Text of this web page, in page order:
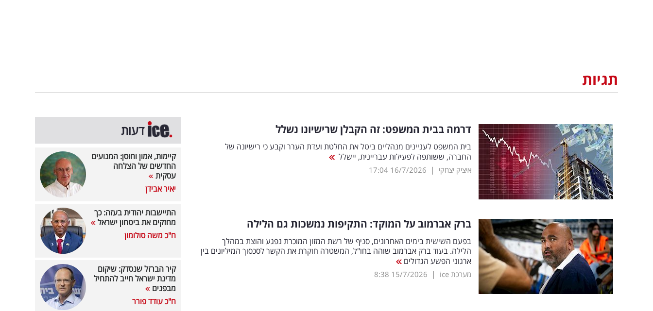
תגיות
דרמה בבית המשפט: זה הקבלן שרישיונו נשלל
בית המשפט לעניינים מנהליים ביטל את החלטת ועדת הערר וקבע כי רישיונה של
החברה, ששותפה לפעילות עבריינית, יישלל
איציק יצחקי |
16/7/2026
17:04
ברק אברמוב על המוקד: התקיפות נמשכות גם הלילה
בפעם השישית בימים האחרונים, סניף של רשת המזון המוכרת נפגע והוצת במהלך
הלילה. בעוד ברק אברמוב שוהה בחו"ל, המשטרה חוקרת את הקשר לסכסוך המיליונים בין
ארגוני הפשע הגדולים
מערכת ice |
15/7/2026
8:38
דעות
קיימות, אמון וחוסן: המנועים
החדשים של הצלחה
עסקית
יאיר אבידן
התיישבות יהודית בעזה: כך
מחזקים את ביטחון ישראל
ח"כ משה סולומון
קיר הברזל שנסדק: שיקום
מדינת ישראל חייב להתחיל
מבפנים
ח"כ עודד פורר